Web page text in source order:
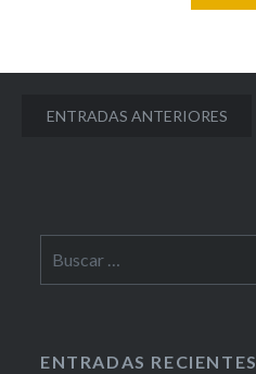
Navegación
ENTRADAS ANTERIORES
ENTRADAS RECIENTES